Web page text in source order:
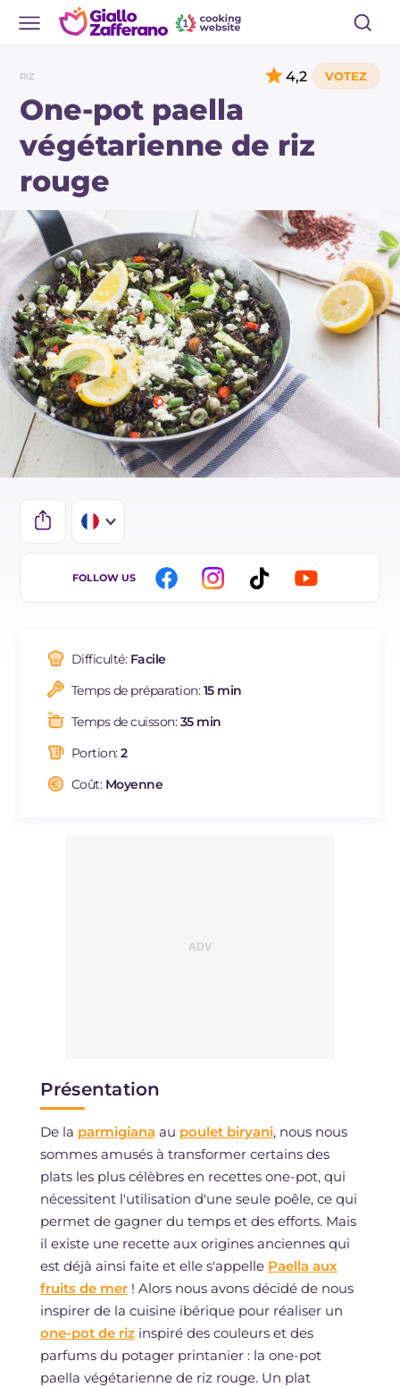
RIZ
One-pot paella
végétarienne de riz
rouge
4,2
IT
DE
BR
NL
FOLLOW US
Difficulté: Facile
Temps de préparation:15 min
Temps de cuisson:35 min
Portion:2
Coût: Moyenne
Présentation
De la parmigiana au poulet biryani, nous nous
sommes amusés à transformer certains des
plats les plus célèbres en recettes one-pot, qui
nécessitent l'utilisation d'une seule poêle, ce qui
permet de gagner du temps et des efforts. Mais
il existe une recette aux origines anciennes qui
est déjà ainsi faite et elle s'appelle Paella aux
fruits de mer! Alors nous avons décidé de nous
inspirer de la cuisine ibérique pour réaliser un
one-pot de rizinspiré des couleurs et des
parfums du potager printanier : la one-pot
paella végétarienne de riz rouge. Un plat